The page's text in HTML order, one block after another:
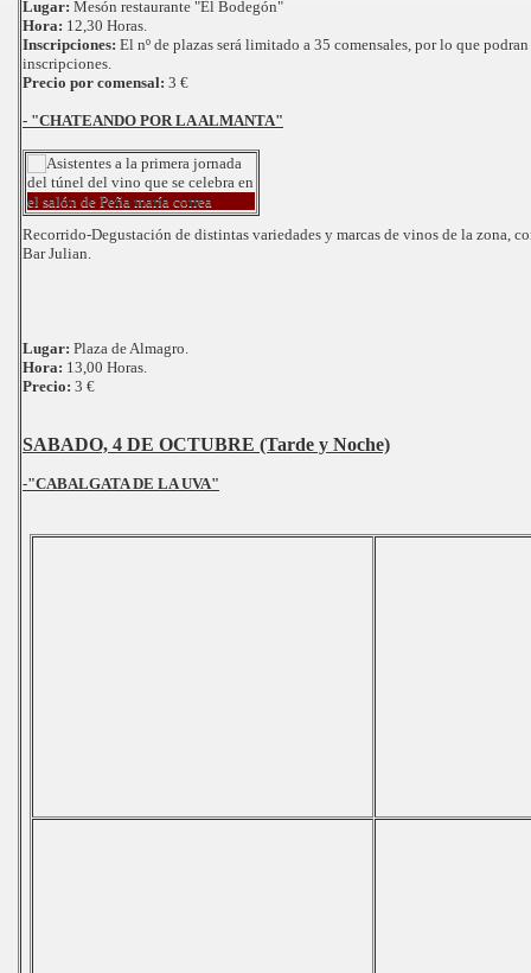
Lugar: Mesón restaurante "El Bodegón"
Hora: 12,30 Horas.
Inscripciones: El nº de plazas será limitado a 35 comensales, por lo que
inscripciones.
Precio por comensal: 3 €
- "CHATEANDO POR LA ALMANTA"
Recorrido-Degustación de distintas variedades y marcas de vinos de la zona,
Bar Julian.
Lugar: Plaza de Almagro.
Hora: 13,00 Horas.
Precio: 3 €
SABADO, 4 DE OCTUBRE (Tarde y Noche)
-"CABALGATA DE LA UVA"